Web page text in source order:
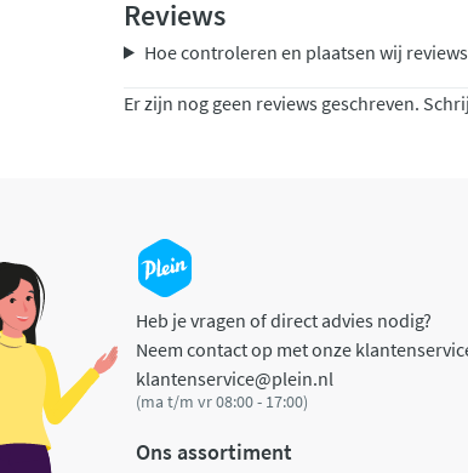
Reviews
Hoe controleren en plaatsen wij
Er zijn nog geen reviews geschreven.
Heb je vragen of direct advies nodig?
Neem contact op met onze
klantenservice@plein.nl
(ma t/m vr 08:00 - 17:00)
Ons assortiment